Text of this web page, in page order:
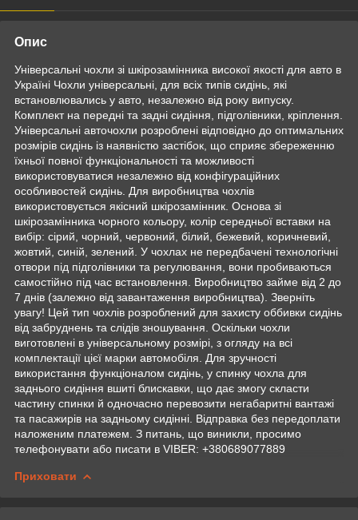
Опис
Універсальні чохли зі шкірозамінника високої якості для авто в
Україні Чохли універсальні, для всіх типів сидінь, які
встановлювались у авто, незалежно від року випуску.
Комплект на передні та задні сидіння, підголівники, кріплення.
Універсальні авточохли розроблені відповідно до оптимальних
розмірів сидінь із наявністю застібок, що сприяє збереженню
їхньої повної функціональності та можливості
використовуватися незалежно від конфігураційних
особливостей сидінь. Для виробництва чохлів
використовується якісний шкірозамінник. Основа зі
шкірозамінника чорного кольору, колір середньої вставки на
вибір: сірий, чорний, червоний, білий, бежевий, коричневий,
жовтий, синій, зелений. У чохлах не передбачені технологічні
отвори під підголівники та регулювання, вони пробиваються
самостійно під час встановлення. Виробництво займе від 2 до
7 днів (залежно від завантаження виробництва). Зверніть
увагу! Цей тип чохлів розроблений для захисту оббивки сидінь
від забруднень та слідів зношування. Оскільки чохли
виготовлені в універсальному розмірі, з огляду на всі
комплектації цієї марки автомобіля. Для зручності
використання функціоналом сидінь, у спинку чохла для
заднього сидіння вшиті блискавки, що дає змогу скласти
частину спинки й одночасно перевозити негабаритні вантажі
та пасажирів на задньому сидінні. Відправка без передоплати
наложеним платежем. З питань, що виникли, просимо
телефонувати або писати в VIBER: +380689077889
Приховати